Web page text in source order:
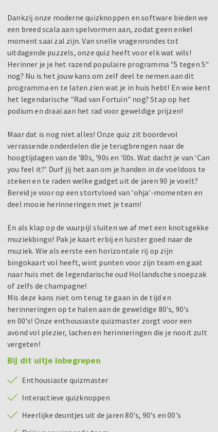
Dankzij onze moderne quizknoppen en software bieden we
een breed scala aan spelvormen aan, zodat geen enkel
moment saai zal zijn. Van snelle vragenrondes tot
uitdagende puzzels, onze quiz heeft voor elk wat wils!
Herinner je je het razend populaire programma "5 tegen 5"
nog? Nu is het jouw kans om zelf deel te nemen aan dit
programma en te laten zien wat je in huis hebt! En wie kent
het legendarische "Rad van Fortuin" nog? Stap op het
podium en draai aan het rad voor geweldige prijzen!
Maar dat is nog niet alles! Onze quiz zit boordevol
verrassende onderdelen die je terugbrengen naar de
hoogtijdagen van de '80s, '90s en '00s. Wat dacht je van ‘Can
you feel it?’ Durf jij het aan om je handen in de voeldoos te
steken en te raden welke gadget uit de jaren 90 je voelt?
Bereid je voor op een stortvloed van 'ohja'-momenten en
deel mooie herinneringen met je team!
En als klap op de vuurpijl sluiten we af met een knotsgekke
muziekbingo! Pak je kaart erbij en luister goed naar de
muziek. Wie als eerste een horizontale rij op zijn
bingokaart vol heeft, wint punten voor zijn team en gaat
naar huis met de legendarische oud Hollandsche snoepzak
of zelfs de champagne!
Mis deze kans niet om terug te gaan in de tijd en
herinneringen op te halen aan de geweldige 80's, 90's
en 00's! Onze enthousiaste quizmaster zorgt voor een
avond vol plezier, lachen en herinneringen die je nooit zult
vergeten!
Bij dit uitje inbegrepen
Enthousiaste quizmaster
Interactieve quizknoppen
Heerlijke deuntjes uit de jaren 80's, 90's en 00's